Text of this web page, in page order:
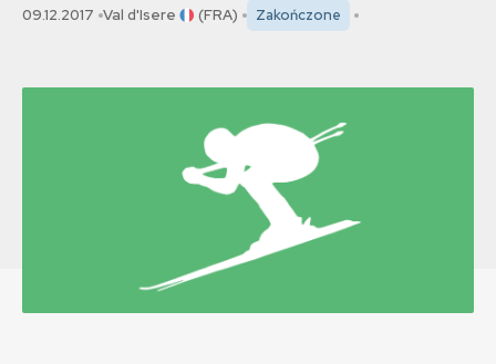
09.12.2017 Val d'Isere (FRA) Zakończone